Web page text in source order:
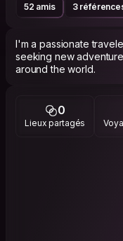
52 amis 3
I'm a passionate
seeking new
around the world.
0
Lieux partagés